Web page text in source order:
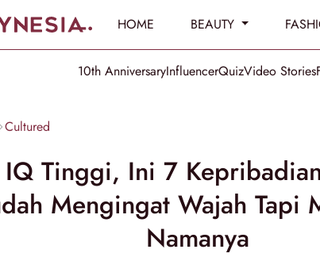
HOME BEAUTY
10th AnniversaryInfluencerQuizVideo Stories
Cultured
IQ Tinggi, Ini 7
Mengingat Wajah Tapi
Namanya